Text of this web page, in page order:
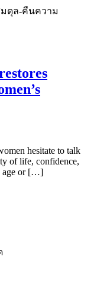
ดุล-คืนความ
hesitate to talk
of life, confidence,
age or […]